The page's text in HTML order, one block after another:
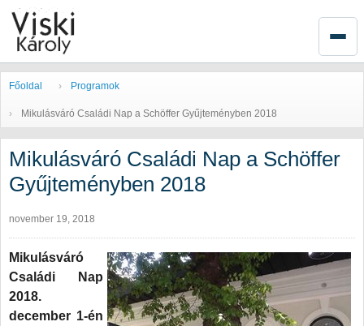
Főoldal Programok
Mikulásváró Családi Nap a Schöffer Gyűjteményben 2018
Mikulásváró Családi Nap a Schöffer
Gyűjteményben 2018
november 19, 2018
Mikulásváró
Családi Nap
2018.
december 1-én